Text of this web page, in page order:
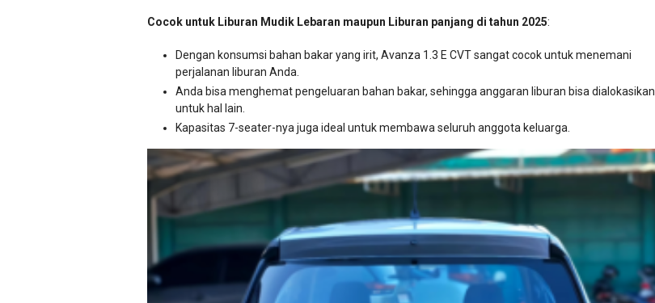
Cocok untuk Liburan Mudik Lebaran maupun Liburan panjang di tahun 2025:
Dengan konsumsi bahan bakar yang irit, Avanza 1.3 E CVT sangat cocok untuk menemani
perjalanan liburan Anda.
Anda bisa menghemat pengeluaran bahan bakar, sehingga anggaran liburan bisa dialokasikan
untuk hal lain.
Kapasitas 7-seater-nya juga ideal untuk membawa seluruh anggota keluarga.